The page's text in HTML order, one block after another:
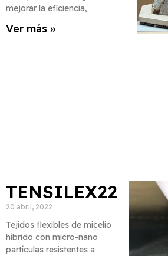
mejorar la eficiencia,
Ver más »
TENSILEX22
20 abril, 2022
Tejidos flexibles de micelio
híbrido con micro-nano
partículas resistentes a